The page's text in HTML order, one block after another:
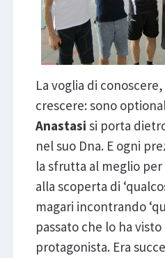
La voglia di
crescere: sono
Anastasi si porta
nel suo Dna. E ogni
la sfrutta al meglio
alla scoperta di
magari incontrando
passato che lo ha
protagonista. Era